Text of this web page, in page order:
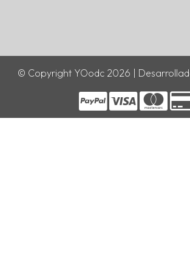
© Copyright YOodc 2026 |